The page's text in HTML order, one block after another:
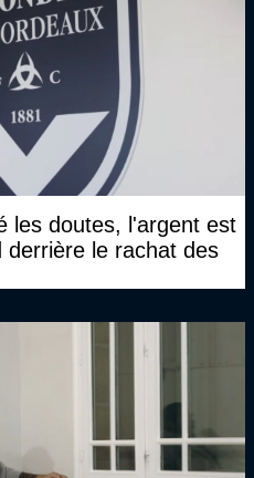
les doutes, l'argent est
derrière le rachat des